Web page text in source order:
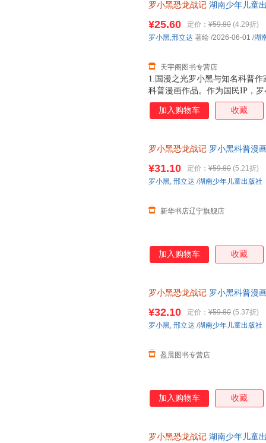
得主，中国古生物学会科普工
20种恐龙的100+知识，兼具专
进恐龙世界，与这些史前巨兽
罗小黑恐龙战记 湖南少年儿童
1.国漫之光罗小黑与知名科普
科普漫画作品。作为国民IP，
动画于2011年开始播放，B站
3.15亿票房，同名漫画书2015
得主，中国古生物学会科普工
20种恐龙的100+知识，兼具专
进恐龙世界，与这些史前巨兽
¥25.60 定价： ¥59.80 (4.29折)
天宇阁图书专营店
罗小黑,邢立达 著绘 /2026-06-01 /湖
加入购物车 收藏
罗小黑恐龙战记 罗小黑科普漫
¥31.10 定价： ¥59.80 (5.21折)
新华书店辽宁旗舰店
罗小黑, 邢立达 /湖南少年儿童出版社
加入购物车 收藏
罗小黑恐龙战记 罗小黑科普漫
知识点。搭配化石实景指南，
前冒险之旅吧。
¥32.10 定价： ¥59.80 (5.37折)
盈晨图书专营店
罗小黑, 邢立达 /湖南少年儿童出版社
加入购物车 收藏
罗小黑恐龙战记 湖南少年儿童